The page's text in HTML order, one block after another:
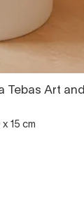
Tebas Art and
15 cm